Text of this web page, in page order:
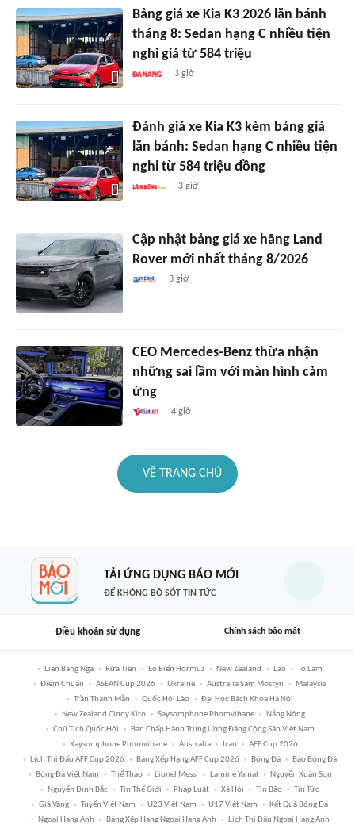
Bảng giá xe Kia K3 2026 lăn bánh
tháng 8: Sedan hạng C nhiều tiện
nghi giá từ 584 triệu
3 giờ
Đánh giá xe Kia K3 kèm bảng giá
lăn bánh: Sedan hạng C nhiều tiện
nghi từ 584 triệu đồng
3 giờ
Cập nhật bảng giá xe hãng Land
Rover mới nhất tháng 8/2026
3 giờ
CEO Mercedes-Benz thừa nhận
những sai lầm với màn hình cảm
ứng
4 giờ
VỀ TRANG CHỦ
TẢI ỨNG DỤNG BÁO MỚI
ĐỂ KHÔNG BỎ SÓT TIN TỨC
Điều khoản sử dụng Chính sách bảo mật
Liên Bang Nga Rửa Tiền Eo Biển Hormuz New Zealand Lào
Tô Lâm
Điểm Chuẩn
ASEAN Cup 2026 Ukraine Australia Sam Mostyn
Malaysia
Trần Thanh Mẫn
Quốc Hội Lào
Đại Học Bách Khoa Hà Nội
New Zealand Cindy Kiro
Saysomphone Phomvihane
Nắng Nóng
Chủ Tịch Quốc Hội
Ban Chấp Hành Trung Ương Đảng Cộng Sản Việt Nam
Xaysomphone Phomvihane
Australia Iran
AFF Cup 2026
Lịch Thi Đấu AFF Cup 2026
Bảng Xếp Hạng AFF Cup 2026 Bóng Đá
Báo Bóng Đá
Bóng Đá Việt Nam
Thể Thao Lionel Messi Lamine Yamal
Nguyễn Xuân Son
Nguyễn Đình Bắc
Tin Thế Giới Pháp Luật Xã Hội Tin Bão
Tin Tức
Giá Vàng
Tuyển Việt Nam U23 Việt Nam U17 Việt Nam
Kết Quả Bóng Đá
Ngoại Hạng Anh
Bảng Xếp Hạng Ngoại Hạng Anh Lịch Thi Đấu Ngoại Hạng Anh